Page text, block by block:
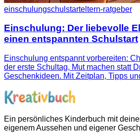
einschulungschulstarteltern-ratgeber
Einschulung: Der liebevolle
einen entspannten Schulstart
Einschulung entspannt vorbereiten:
der erste Schultag, Mut machen statt
Geschenkideen. Mit Zeitplan, Tipps
Ein persönliches Kinderbuch mit
eigenem Aussehen und eigener